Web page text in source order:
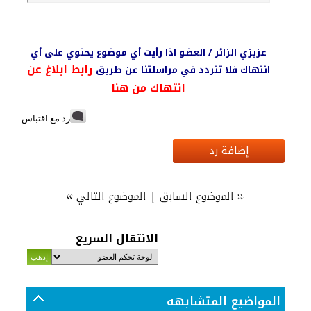
عزيزي الزائر / العضو اذا رأيت أي موضوع يحتوي على أي
انتهاك فلا تتردد في مراسلتنا عن طريق رابط ابلاغ عن
انتهاك من هنا
رد مع اقتباس
إضافة رد
« الموضوع السابق| الموضوع التالي»
الانتقال السريع
المواضيع المتشابهه